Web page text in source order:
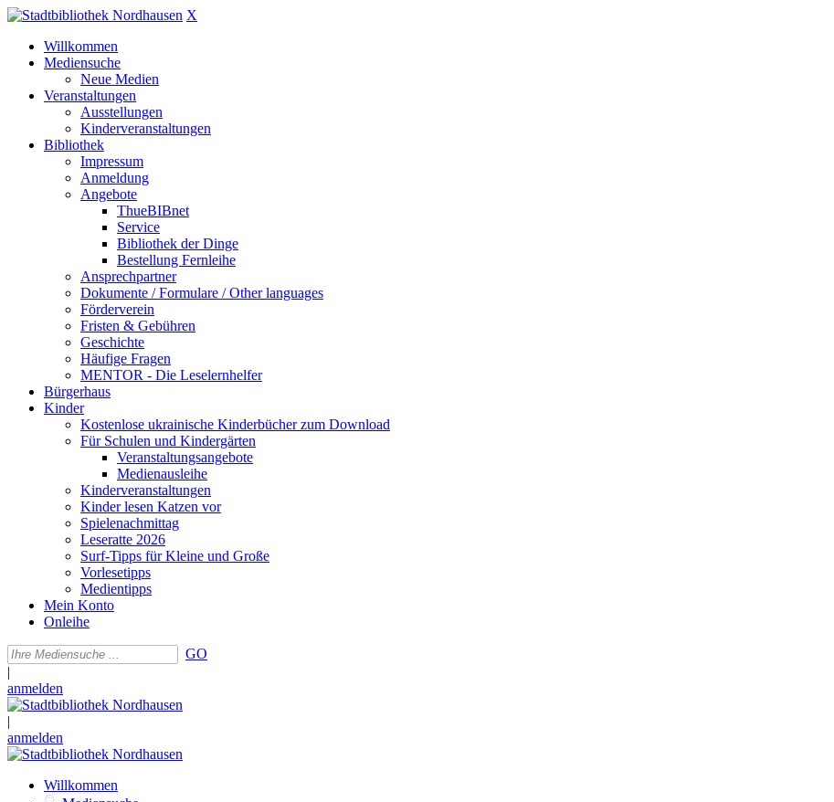
X
Willkommen
Mediensuche
Neue Medien
Veranstaltungen
Ausstellungen
Kinderveranstaltungen
Bibliothek
Impressum
Anmeldung
Angebote
ThueBIBnet
Service
Bibliothek der Dinge
Bestellung Fernleihe
Ansprechpartner
Dokumente / Formulare / Other languages
Förderverein
Fristen & Gebühren
Geschichte
Häufige Fragen
MENTOR - Die Leselernhelfer
Bürgerhaus
Kinder
Kostenlose ukrainische Kinderbücher zum Download
Für Schulen und Kindergärten
Veranstaltungsangebote
Medienausleihe
Kinderveranstaltungen
Kinder lesen Katzen vor
Spielenachmittag
Leseratte 2026
Surf-Tipps für Kleine und Große
Vorlesetipps
Medientipps
Mein Konto
Onleihe
GO
|
anmelden
|
anmelden
Willkommen